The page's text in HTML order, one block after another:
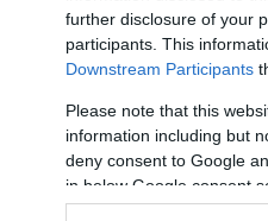
further disclosure of your
participants. This
Downstream Participants
Please note that this
information including but
deny consent to Google
in below Google consent
τηςΘεσσαλονίκης
τουαλέτανα βγάζει
, τοποθέτησε για
, που βρέθηκαν στη
, ταξιδιωτικό